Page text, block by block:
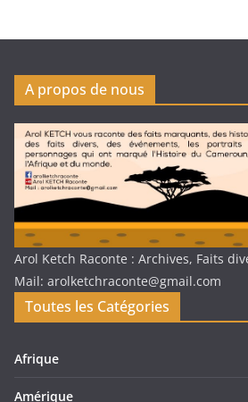
A propos de nous
Arol Ketch Raconte : Archives, Faits
Mail: arolketchraconte@gmail.com
Toutes les Catégories
Afrique
Amérique